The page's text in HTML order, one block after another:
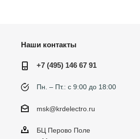
Наши контакты
+7 (495) 146 67 91
Пн. – Пт.: с 9:00 до 18:00
msk@krdelectro.ru
БЦ Перово Поле